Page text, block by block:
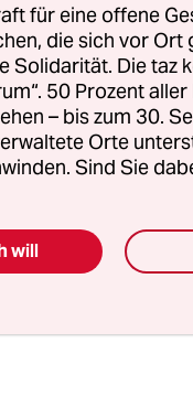
Vertrag
verpflichtet die
die über
für eine offene
die sich vor
Solidarität. Die taz
50 Prozent
– bis zum 30.
Orte
Sind Sie
will